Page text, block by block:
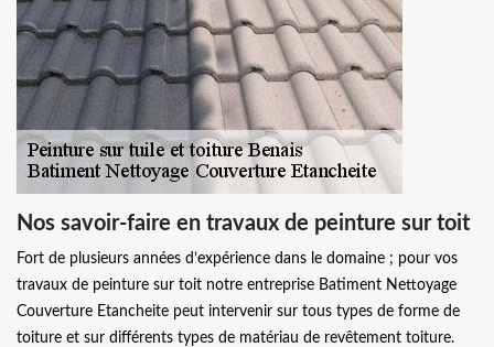
Nos savoir-faire en travaux de peinture sur toit
Fort de plusieurs années d’expérience dans le domaine ; pour vos
travaux de peinture sur toit notre entreprise Batiment Nettoyage
Couverture Etancheite peut intervenir sur tous types de forme de
toiture et sur différents types de matériau de revêtement toiture.